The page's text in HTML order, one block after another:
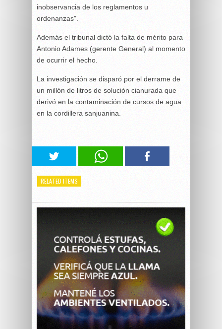
inobservancia de los reglamentos u
ordenanzas".
Además el tribunal dictó la falta de mérito para
Antonio Adames (gerente General) al momento
de ocurrir el hecho.
La investigación se disparó por el derrame de
un millón de litros de solución cianurada que
derivó en la contaminación de cursos de agua
en la cordillera sanjuanina.
RELATED ITEMS